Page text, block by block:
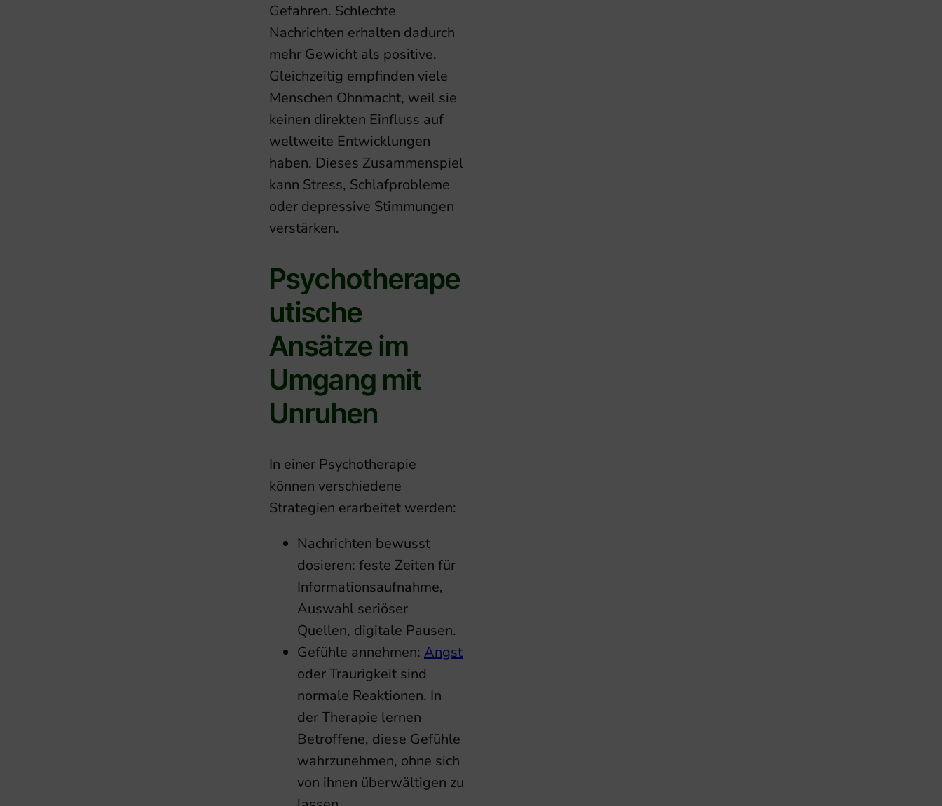
Gefahren. Schlechte
Nachrichten erhalten dadurch
mehr Gewicht als positive.
Gleichzeitig empfinden viele
Menschen Ohnmacht, weil sie
keinen direkten Einfluss auf
weltweite Entwicklungen
haben. Dieses Zusammenspiel
kann Stress, Schlafprobleme
oder depressive Stimmungen
verstärken.
Psychotherape
utische
Ansätze im
Umgang mit
Unruhen
In einer Psychotherapie
können verschiedene
Strategien erarbeitet werden:
Nachrichten bewusst
dosieren: feste Zeiten für
Informationsaufnahme,
Auswahl seriöser
Quellen, digitale Pausen.
Gefühle annehmen: Angst
oder Traurigkeit sind
normale Reaktionen. In
der Therapie lernen
Betroffene, diese Gefühle
wahrzunehmen, ohne sich
von ihnen überwältigen zu